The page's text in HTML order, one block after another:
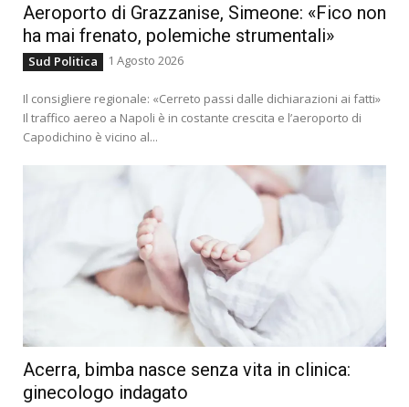
Aeroporto di Grazzanise, Simeone: «Fico non
ha mai frenato, polemiche strumentali»
Sud Politica 1 Agosto 2026
Il consigliere regionale: «Cerreto passi dalle dichiarazioni ai fatti»
Il traffico aereo a Napoli è in costante crescita e l’aeroporto di
Capodichino è vicino al...
Acerra, bimba nasce senza vita in clinica:
ginecologo indagato